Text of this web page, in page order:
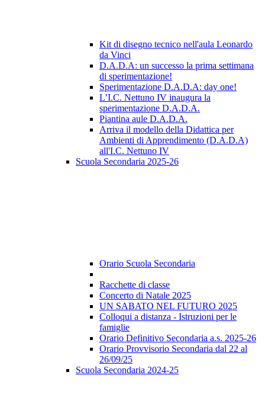
Kit di disegno tecnico nell'aula Leonardo
da Vinci
D.A.D.A: un successo la prima settimana
di sperimentazione!
Sperimentazione D.A.D.A: day one!
L’I.C. Nettuno IV inaugura la
sperimentazione D.A.D.A.
Piantina aule D.A.D.A.
Arriva il modello della Didattica per
Ambienti di Apprendimento (D.A.D.A)
all'I.C. Nettuno IV
Scuola Secondaria 2025-26
Orario Scuola Secondaria
Racchette di classe
Concerto di Natale 2025
UN SABATO NEL FUTURO 2025
Colloqui a distanza - Istruzioni per le
famiglie
Orario Definitivo Secondaria a.s. 2025-26
Orario Provvisorio Secondaria dal 22 al
26/09/25
Scuola Secondaria 2024-25